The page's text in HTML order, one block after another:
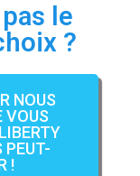
le
?
NOUS
VOUS
PEUT-
!